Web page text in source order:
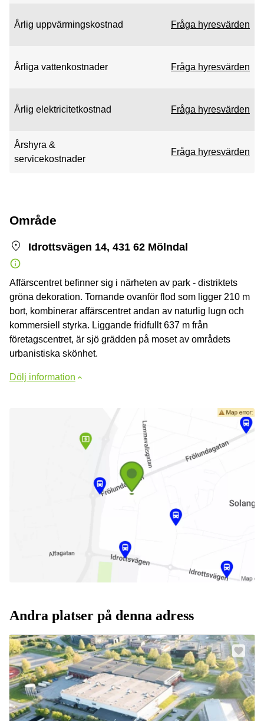
Årlig uppvärmingskostnad Fråga hyresvärden
Årliga vattenkostnader Fråga hyresvärden
Årlig elektricitetkostnad Fråga hyresvärden
Årshyra &
servicekostnader
Fråga hyresvärden
Område
Idrottsvägen 14, 431 62 Mölndal
Affärscentret befinner sig i närheten av park - distriktets
gröna dekoration. Tornande ovanför flod som ligger 210 m
bort, kombinerar affärscentret andan av naturlig lugn och
kommersiell styrka. Liggande fridfullt 637 m från
företagscentret, är sjö grädden på moset av områdets
urbanistiska skönhet.
Dölj information
Andra platser på denna adress